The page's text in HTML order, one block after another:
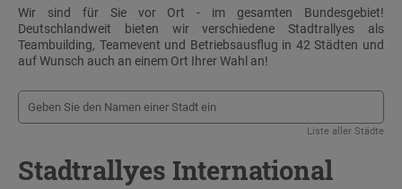
Wir sind für Sie vor Ort - im gesamten Bundesgebiet!
Deutschlandweit bieten wir verschiedene Stadtrallyes als
Teambuilding, Teamevent und Betriebsausflug in 42 Städten und
auf Wunsch auch an einem Ort Ihrer Wahl an!
Liste aller Städte
Stadtrallyes International